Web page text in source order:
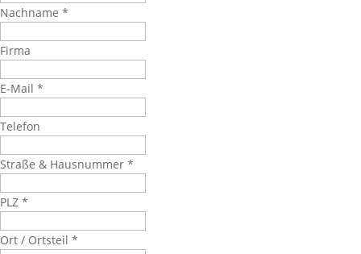
Nachname *
Firma
E-Mail *
Telefon
Straße & Hausnummer *
PLZ *
Ort / Ortsteil *